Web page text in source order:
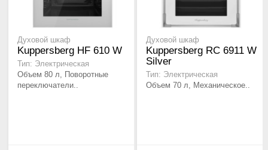
Духовой шкаф
Kuppersberg HF 610 W
Тип: Электрическая
Объем 80 л, Поворотные
переключатели..
Духовой шкаф
Kuppersberg RC 6911 W
Silver
Тип: Электрическая
Объем 70 л, Механическое..